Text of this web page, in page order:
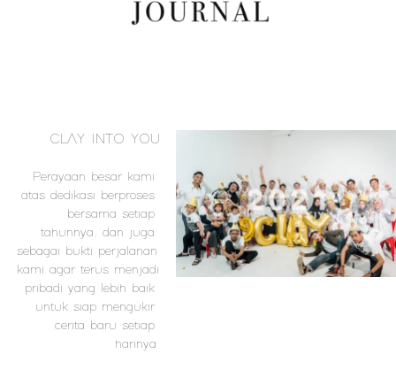
CLAY INTO YOU
Perayaan besar kami
atas dedikasi berproses
bersama setiap
tahunnya, dan juga
sebagai bukti perjalanan
kami agar terus menjadi
pribadi yang lebih baik
untuk siap mengukir
cerita baru setiap
harinya.